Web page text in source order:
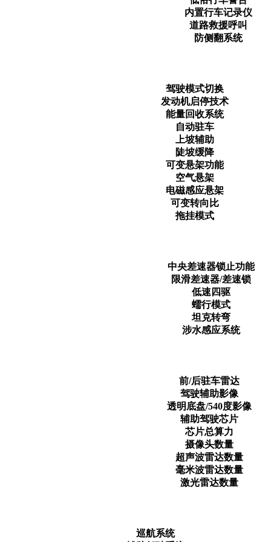
内置行车记录仪
道路救援呼叫
防侧翻系统
驾驶模式切换
发动机启停技术
能量回收系统
自动驻车
上坡辅助
陡坡缓降
可变悬架功能
空气悬架
电磁感应悬架
可变转向比
拖挂模式
中央差速器锁止功能
限滑差速器/差速锁
低速四驱
蠕行模式
坦克转弯
涉水感应系统
前/后驻车雷达
驾驶辅助影像
透明底盘/540度影像
辅助驾驶芯片
芯片总算力
摄像头数量
超声波雷达数量
毫米波雷达数量
激光雷达数量
巡航系统